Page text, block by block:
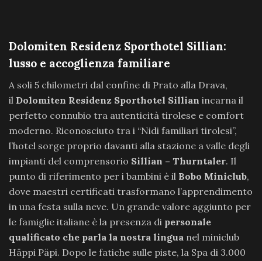
Dolomiten Residenz Sporthotel Sillian:
lusso e accoglienza familiare
A soli 5 chilometri dal confine di Prato alla Drava,
il Dolomiten Residenz Sporthotel Sillian incarna il
perfetto connubio tra autenticità tirolese e comfort
moderno. Riconosciuto tra i “Nidi familiari tirolesi”,
l’hotel sorge proprio davanti alla stazione a valle degli
impianti del comprensorio Sillian – Thurntaler. Il
punto di riferimento per i bambini è il Bobo Miniclub,
dove maestri certificati trasformano l’apprendimento
in una festa sulla neve. Un grande valore aggiunto per
le famiglie italiane è la presenza di personale
qualificato che parla la nostra lingua nel miniclub
Häppi Päpi. Dopo le fatiche sulle piste, la Spa di 3.000